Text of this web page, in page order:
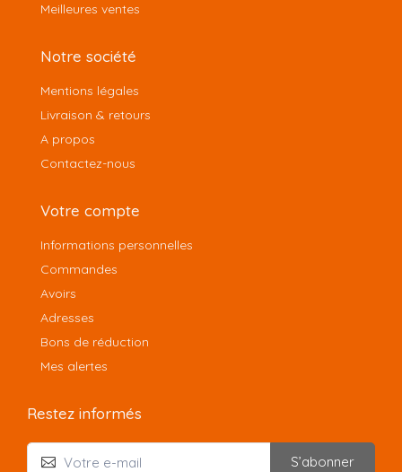
Meilleures ventes
Notre société
Mentions légales
Livraison & retours
A propos
Contactez-nous
Votre compte
Informations personnelles
Commandes
Avoirs
Adresses
Bons de réduction
Mes alertes
Restez informés
S’abonner